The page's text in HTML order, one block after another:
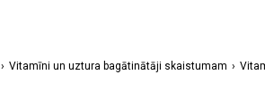
Vitamīni un uztura bagātinātāji skaistumam